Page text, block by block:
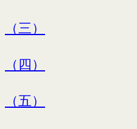
（三）
（四）
（五）